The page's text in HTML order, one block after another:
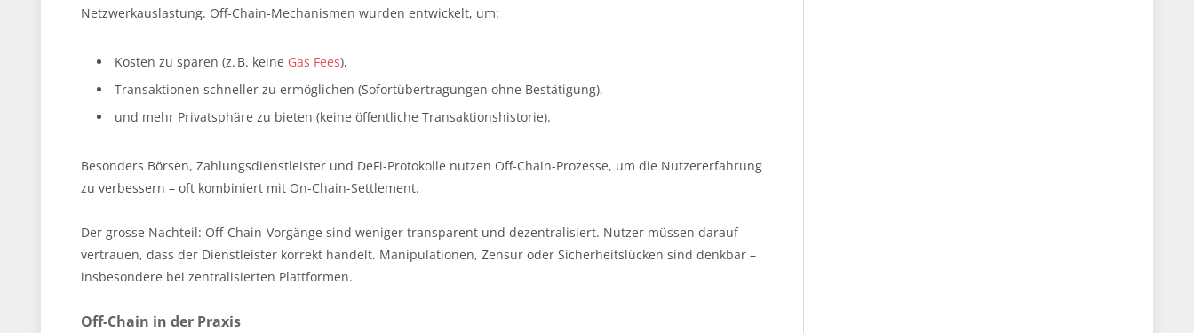
Netzwerkauslastung. Off-Chain-Mechanismen wurden entwickelt, um:
Kosten zu sparen (z. B. keine Gas Fees),
Transaktionen schneller zu ermöglichen (Sofortübertragungen ohne Bestätigung),
und mehr Privatsphäre zu bieten (keine öffentliche Transaktionshistorie).
Besonders Börsen, Zahlungsdienstleister und DeFi-Protokolle nutzen Off-Chain-Prozesse, um die Nutzererfahrung
zu verbessern – oft kombiniert mit On-Chain-Settlement.
Der grosse Nachteil: Off-Chain-Vorgänge sind weniger transparent und dezentralisiert. Nutzer müssen darauf
vertrauen, dass der Dienstleister korrekt handelt. Manipulationen, Zensur oder Sicherheitslücken sind denkbar –
insbesondere bei zentralisierten Plattformen.
Off-Chain in der Praxis